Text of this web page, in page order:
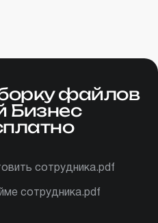
файлов
Бизнес
сотрудника.pdf
сотрудника.pdf